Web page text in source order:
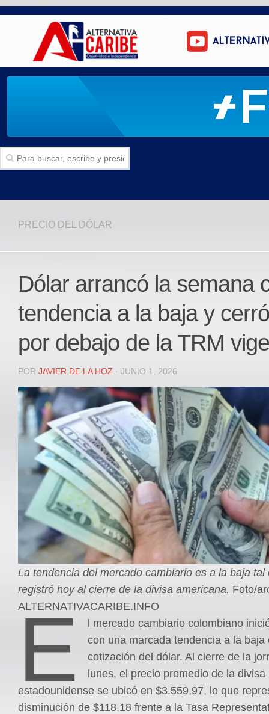
Politica
Deportes
JUDICIAL
REGIONAL
DEPARTAMENTAL
Internacional
OPINIÓN
Contactenos
facebook
Twitter
Instagram
Registro ISSN: 2711-3299
PRECIO DEL DÓLAR
Dólar arrancó la semana
tendencia a la baja y
por debajo de la TRM
POR JAVIER DE LA HOZ · JUNIO 1, 2026
La tendencia del mercado cambiario es a la baja tal
registró hoy al cierre de la divisa americana. Foto/
ALTERNATIVACARIBE.INFO
E
l mercado cambiario colombiano
con una marcada tendencia a la baja
cotización del dólar. Al cierre de la
lunes, el precio promedio de la divisa
estadounidense se ubicó en $3.559,97, lo que
disminución de $118,18 frente a la Tasa